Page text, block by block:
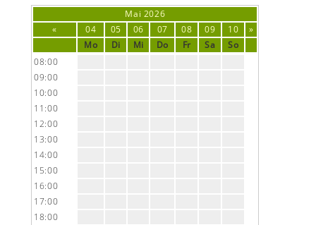
Mai 2026
«
04 05 06 07 08 09 10
»
Mo
Di Mi Do Fr Sa
So
08:00
09:00
10:00
11:00
12:00
13:00
14:00
15:00
16:00
17:00
18:00